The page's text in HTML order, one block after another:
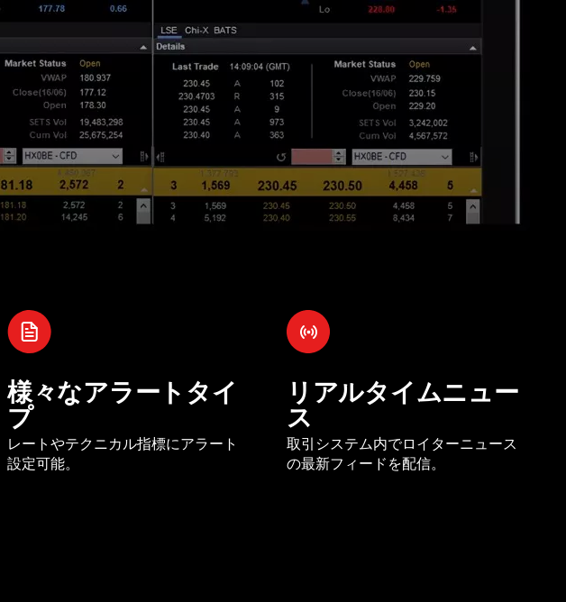
様々なアラートタイ
プ
レートやテクニカル指標にアラート
設定可能。
リアルタイムニュー
ス
取引システム内でロイターニュース
の最新フィードを配信。